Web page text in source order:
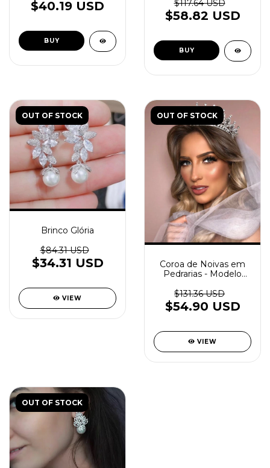
$40.19 USD
$117.64 USD
$58.82 USD
OUT OF STOCK
Brinco Glória
$84.31 USD
$34.31 USD
VIEW
OUT OF STOCK
Coroa de Noivas em
Pedrarias - Modelo
$131.36 USD
$54.90 USD
VIEW
OUT OF STOCK